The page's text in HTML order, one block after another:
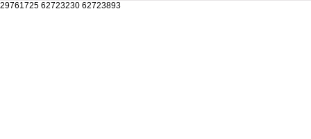
29761725 62723230 62723893